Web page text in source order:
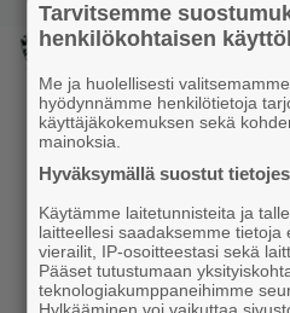
Tarvitsemme
henkilökohtaisen
Me ja huolellisesti
hyödynnämme henkilötietoja
käyttäjäkokemuksen sekä
mainoksia.
Hyväksymällä suostut
Käytämme laitetunnisteita ja
laitteellesi saadaksemme tietoja
vierailit, IP-osoitteestasi sekä
Pääset tutustumaan
teknologiakumppaneihimme